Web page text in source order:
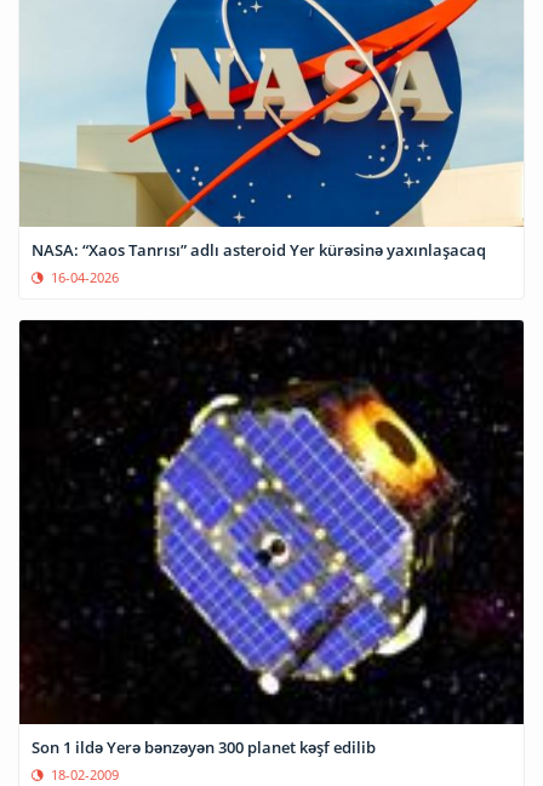
NASA: “Xaos Tanrısı” adlı asteroid Yer kürəsinə yaxınlaşacaq
16-04-2026
Son 1 ildə Yerə bənzəyən 300 planet kəşf edilib
18-02-2009